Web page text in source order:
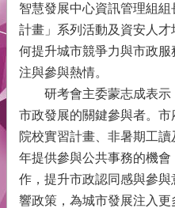
青
年
事
務
會
介
紹
網
智慧發展中心資訊管理組
計畫」系列活動及資安人
何提升城市競爭力與市政
注與參與熱情。
研考會主委蒙志成表示
市政發展的關鍵參與者。
院校實習計畫、非暑期工
年提供參與公共事務的機
作，提升市政認同感與參
響政策，為城市發展注入更